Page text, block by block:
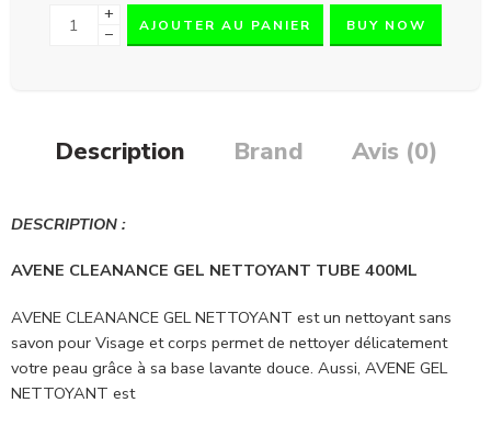
+
−
AJOUTER AU PANIER BUY NOW
Description Brand Avis (0)
DESCRIPTION :
AVENE CLEANANCE GEL NETTOYANT TUBE 400ML
AVENE CLEANANCE GEL NETTOYANT est un nettoyant sans
savon pour Visage et corps permet de nettoyer délicatement
votre peau grâce à sa base lavante douce. Aussi, AVENE GEL
NETTOYANT est